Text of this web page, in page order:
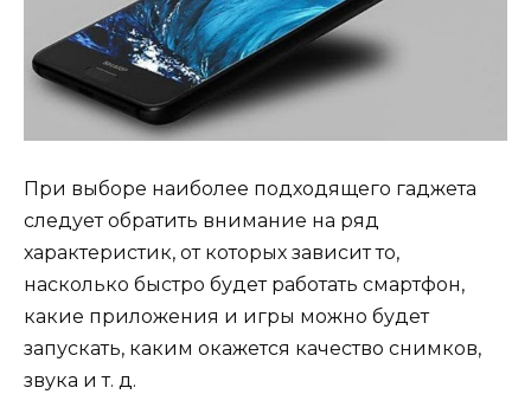
При выборе наиболее подходящего гаджета
следует обратить внимание на ряд
характеристик, от которых зависит то,
насколько быстро будет работать смартфон,
какие приложения и игры можно будет
запускать, каким окажется качество снимков,
звука и т. д.